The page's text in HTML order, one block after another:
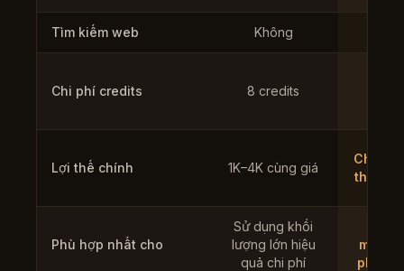
Tìm kiếm web Không
Chi phí credits 8 credits
Lợi thế chính 1K–4K cùng giá
Chỉnh
tham
Phù hợp nhất cho
Sử dụng khối
lượng lớn hiệu
quả chi phí
phân